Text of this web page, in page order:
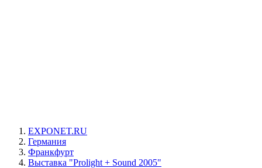
EXPONET.RU
Германия
Франкфурт
Выставка "Prolight + Sound 2005"